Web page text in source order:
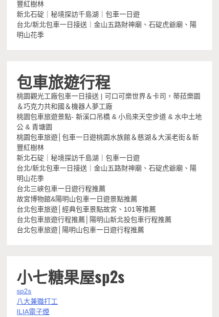
豐紅樹林
新北石碇｜秘境探訪千島湖｜包車一日遊
台北/新北包車一日接送｜金山五路財神廟、石碇虎爺廟、陽
明山花季
包車旅遊行程
桃園觀光工廠包車一日接送 | 可口可樂世界＆卡司，蒂菈樂園
＆巧克力共和國＆機器人夢工廠
桃園包車旅遊景點- 新溪口吊橋 & 小烏來天空步道 & 水中土地
公 & 青塘園
桃園包車旅遊│包車一日遊桃園水族館＆慈湖＆大溪老街＆新
豐紅樹林
新北石碇｜秘境探訪千島湖｜包車一日遊
台北/新北包車一日接送｜金山五路財神廟、石碇虎爺廟、陽
明山花季
台北三峽包車一日遊行程推薦
故宮博物館&陽明山包車一日遊景點推薦
台北包車旅遊│經典包車景點故宮、101等推薦
台北包車旅遊行程推薦│陽明山新北投包車行程推薦
台北包車旅遊│陽明山包車一日遊行程推薦
小七糖果屋sp2s
sp2s
八大兼職打工
ILIA電子煙